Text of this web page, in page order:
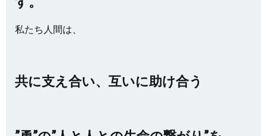
私たち人間は、
共に支え合い、互いに助け合う